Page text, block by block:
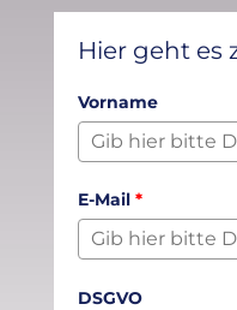
Hier geht es
Vorname
E-Mail*
DSGVO